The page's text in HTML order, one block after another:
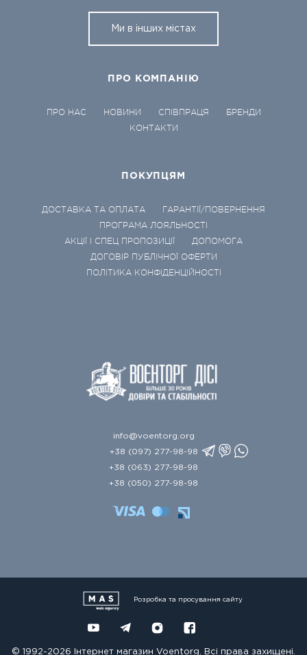
Ми в інших містах
ПРО КОМПАНІЮ
ПРО НАС НОВИНИ СПІВПРАЦЯ
БРЕНДИ
КОНТАКТИ
ПОКУПЦЯМ
ДОСТАВКА ТА ОПЛАТА
ГАРАНТІЇ/ПОВЕРНЕННЯ
ПРОГРАМА ЛОЯЛЬНОСТІ
АКЦІЇ І СПЕЦ ПРОПОЗИЦІЇ
ДОПОМОГА
ДОГОВІР ПУБЛІЧНОЇ ОФЕРТИ
ПОЛІТИКА КОНФІДЕНЦІЙНОСТІ
info@voentorg.org
+38 (097) 277-98-98
+38 (063) 277-98-98
+38 (050) 277-98-98
© 1992-2026 Інтернет магазин Voentorg. Всі права захищені.
Розробка та просування сайту